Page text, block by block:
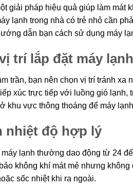
giải pháp hiệu quả giúp làm
lạnh trong nhà có trẻ nhỏ cần
dẫn bạn cách sử dụng máy
trí lắp đặt máy
trần, bạn nên chọn vị trí tránh
xúc trực tiếp với luồng gió lạnh,
khu vực thông thoáng để máy
nhiệt độ hợp lý
lạnh thường dao động từ 24
không khí mát mẻ nhưng
sốc nhiệt khi ra ngoài.